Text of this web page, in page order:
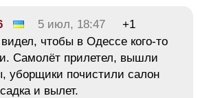
5 июл, 18:47
+1
чтобы в Одессе кого-то
Самолёт прилетел, вышли
уборщики почистили салон
и вылет.